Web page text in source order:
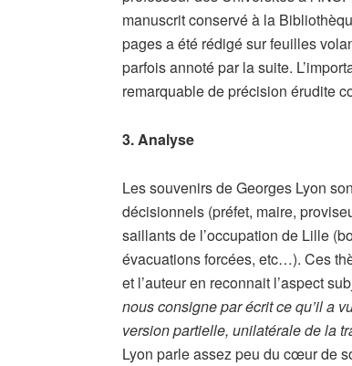
manuscrit conservé à la
pages a été rédigé sur feuilles
parfois annoté par la suite.
remarquable de précision érudite
3. Analyse
Les souvenirs de Georges Lyon
décisionnels (préfet, maire,
saillants de l’occupation de Lille
évacuations forcées, etc…). Ces
et l’auteur en reconnait l’aspect
nous consigne par écrit ce qu’il a
version partielle, unilatérale de la
Lyon parle assez peu du cœur de